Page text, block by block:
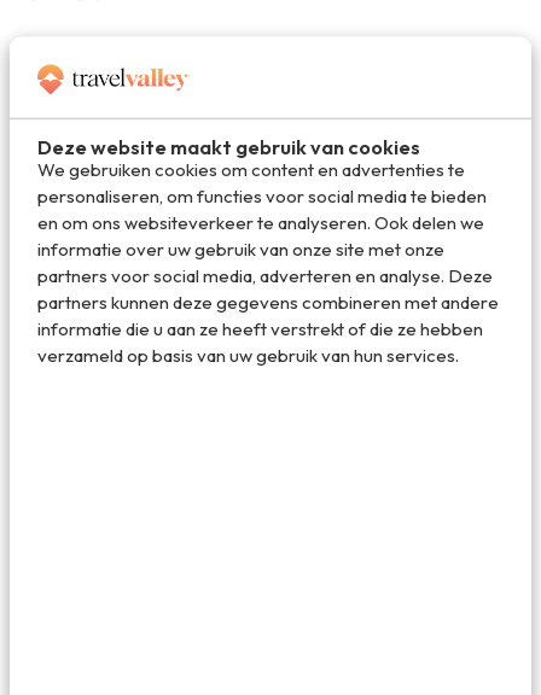
Deze website maakt gebruik van cookies
We gebruiken cookies om content en advertenties te
personaliseren, om functies voor social media te bieden
en om ons websiteverkeer te analyseren. Ook delen we
informatie over uw gebruik van onze site met onze
partners voor social media, adverteren en analyse. Deze
partners kunnen deze gegevens combineren met andere
informatie die u aan ze heeft verstrekt of die ze hebben
verzameld op basis van uw gebruik van hun services.
4. Skiën in de lente is hét moment om te
leren skiën
Hoor je altijd goede verhalen van wintersport, maar heb je
zelf nog nooit op de lange latten gestaan? Ben je best wel
benieuwd maar hoor je jezelf altijd zeggen: het is me te
koud, te duur en lastig? Ook dan is skiën in de lente een
mooie manier om kennis te maken met de wintersport.
Omdat de Franse Bergen graag nieuwe bezoekers zien
komen en ze enthousiast willen maken voor een nieuw
seizoen, zijn er veel aanbiedingen speciaal voor beginners.
Wat dacht je van gratis lessen, gratis skipassen en flinke